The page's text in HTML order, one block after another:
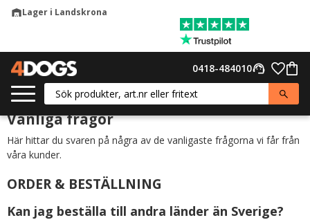
warehouseLager i Landskrona
support_agent
0418-484010
Vanliga frågor
Här hittar du svaren på några av de vanligaste frågorna vi får från
våra kunder.
ORDER & BESTÄLLNING
Kan jag beställa till andra länder än Sverige?